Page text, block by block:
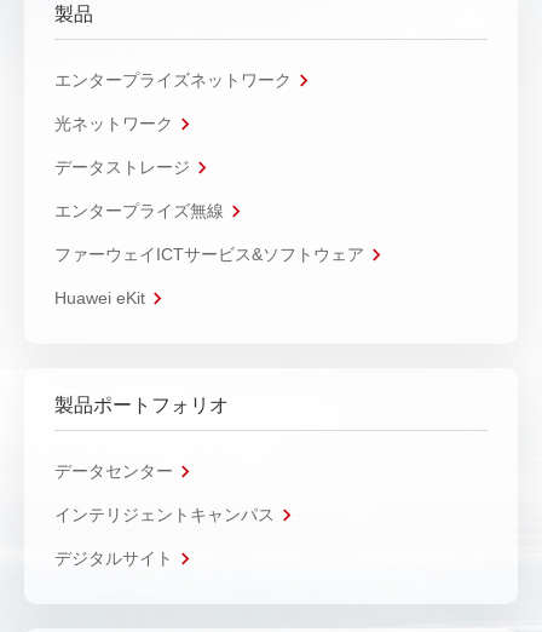
製品
エンタープライズネットワーク
光ネットワーク
データストレージ
エンタープライズ無線
ファーウェイICTサービス&ソフトウェア
Huawei eKit
製品ポートフォリオ
データセンター
インテリジェントキャンパス
デジタルサイト